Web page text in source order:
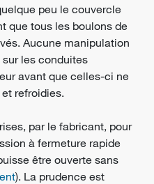
peu le couvercle
que tous les boulons de
Aucune manipulation
les conduites
avant que celles-ci ne
refroidies.
par le fabricant, pour
à fermeture rapide
être ouverte sans
). La prudence est